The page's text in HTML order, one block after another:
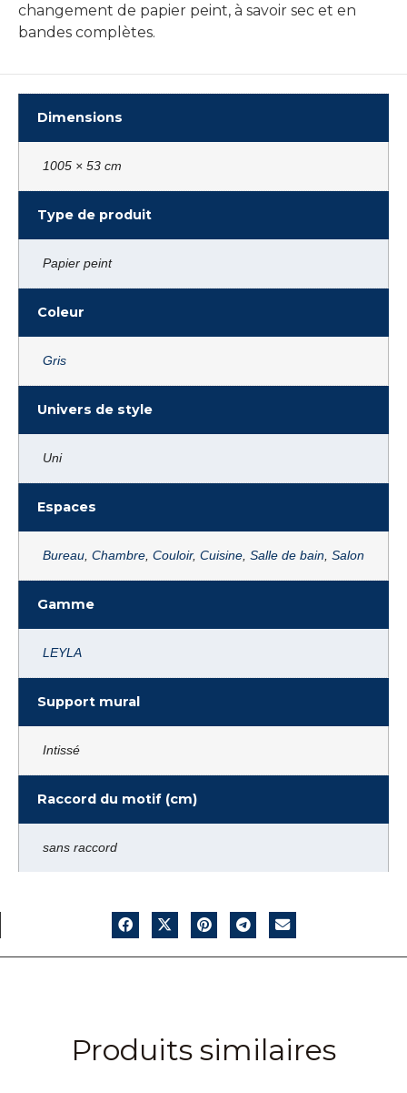
changement de papier peint, à savoir sec et en
bandes complètes.
Dimensions
1005 × 53 cm
Type de produit
Papier peint
Coleur
Gris
Univers de style
Uni
Espaces
Bureau, Chambre, Couloir, Cuisine, Salle de bain, Salon
Gamme
LEYLA
Support mural
Intissé
Raccord du motif (cm)
sans raccord
Produits similaires